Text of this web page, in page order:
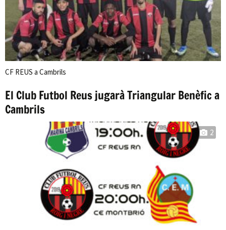
CF REUS a Cambrils
El Club Futbol Reus jugarà Triangular Benèfic a
Cambrils
2